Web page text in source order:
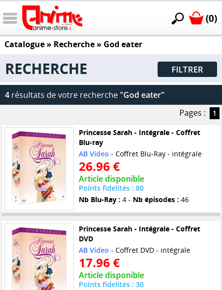
(0)
Catalogue» Recherche » God eater
RECHERCHE FILTRER
4 résultats de votre recherche "God eater"
Pages :
1
Princesse Sarah - Intégrale - Coffret
Blu-ray
AB Video - Coffret Blu-Ray - intégrale
26.96 €
Article disponible
Points fidelités : 80
Nb Blu-Ray : 4 - Nb épisodes : 46
Princesse Sarah - Intégrale - Coffret
DVD
AB Video - Coffret DVD - intégrale
17.96 €
Article disponible
Points fidelités : 30